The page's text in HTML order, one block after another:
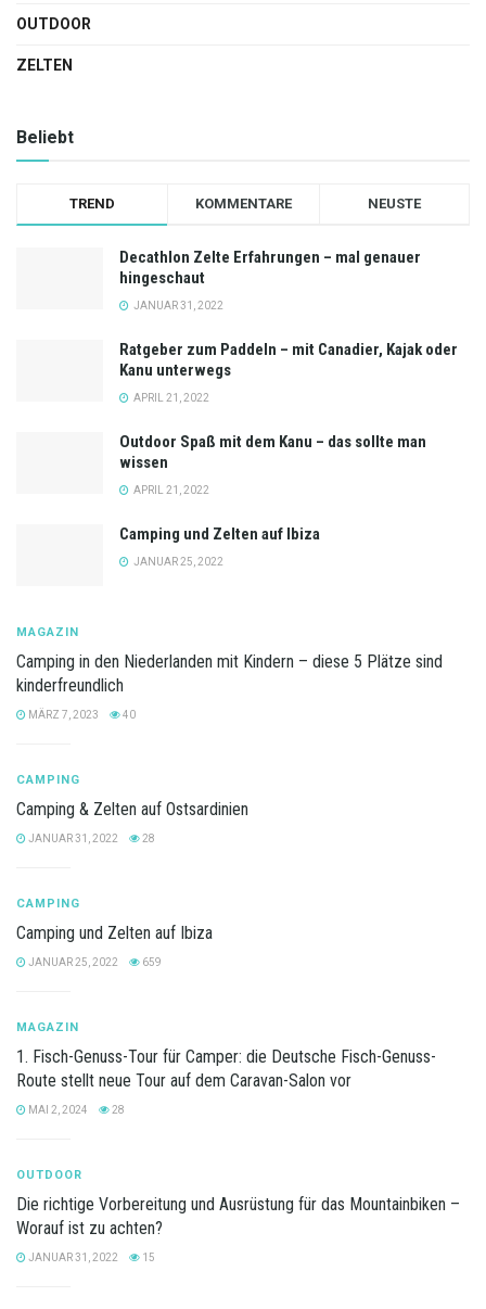
OUTDOOR
ZELTEN
Beliebt
TREND KOMMENTARE NEUSTE
Decathlon Zelte Erfahrungen – mal genauer
hingeschaut
JANUAR 31, 2022
Ratgeber zum Paddeln – mit Canadier, Kajak oder
Kanu unterwegs
APRIL 21, 2022
Outdoor Spaß mit dem Kanu – das sollte man
wissen
APRIL 21, 2022
Camping und Zelten auf Ibiza
JANUAR 25, 2022
MAGAZIN
Camping in den Niederlanden mit Kindern – diese 5 Plätze sind
kinderfreundlich
MÄRZ 7, 2023 40
CAMPING
Camping & Zelten auf Ostsardinien
JANUAR 31, 2022 28
CAMPING
Camping und Zelten auf Ibiza
JANUAR 25, 2022 659
MAGAZIN
1. Fisch-Genuss-Tour für Camper: die Deutsche Fisch-Genuss-
Route stellt neue Tour auf dem Caravan-Salon vor
MAI 2, 2024 28
OUTDOOR
Die richtige Vorbereitung und Ausrüstung für das Mountainbiken –
Worauf ist zu achten?
JANUAR 31, 2022 15